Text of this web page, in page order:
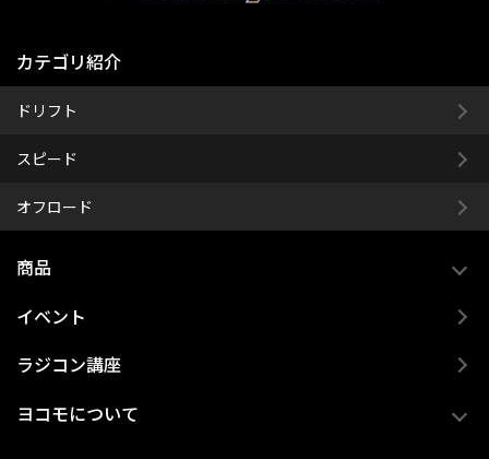
カテゴリ紹介
ドリフト
スピード
オフロード
商品
イベント
ラジコン講座
ヨコモについて